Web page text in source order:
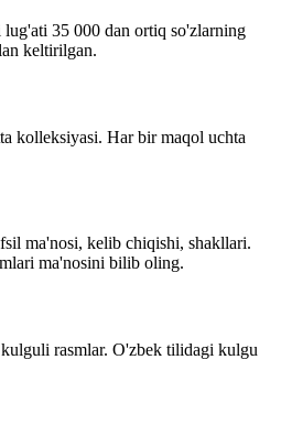
35 000 dan ortiq so'zlarning
keltirilgan.
kolleksiyasi. Har bir maqol uchta
ma'nosi, kelib chiqishi, shakllari.
ma'nosini bilib oling.
rasmlar. O'zbek tilidagi kulgu